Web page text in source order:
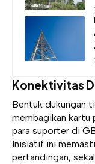
Konektivitas
Bentuk dukungan
membagikan kartu
para suporter di
Inisiatif ini
pertandingan,